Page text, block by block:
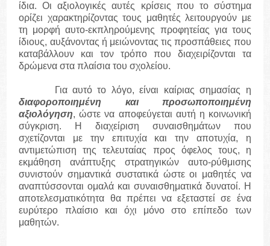
ίδια. Οι αξιολογικές αυτές κρίσεις που το σύστημα
ορίζει χαρακτηρίζοντας τους μαθητές λειτουργούν με
τη μορφή αυτο-εκπληρούμενης προφητείας για τους
ίδιους, αυξάνοντας ή μειώνοντας τις προσπάθειες που
καταβάλλουν και τον τρόπο που διαχειρίζονται τα
δρώμενα στα πλαίσια του σχολείου.
Για αυτό το λόγο, είναι καίριας σημασίας η
διαφοροποιημένη και προσωποποιημένη
αξιολόγηση, ώστε να αποφεύγεται αυτή η κοινωνική
σύγκριση. Η διαχείριση συναισθημάτων που
σχετίζονται με την επιτυχία και την αποτυχία, η
αντιμετώπιση της τελευταίας προς όφελος τους, η
εκμάθηση ανάπτυξης στρατηγικών αυτο-ρύθμισης
συνιστούν σημαντικά συστατικά ώστε οι μαθητές να
αναπτύσσονται ομαλά και συναισθηματικά δυνατοί. Η
αποτελεσματικότητα θα πρέπει να εξεταστεί σε ένα
ευρύτερο πλαίσιο και όχι μόνο στο επίπεδο των
μαθητών.